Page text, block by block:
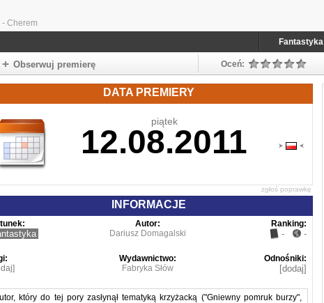
Cherem
Fantastyka
Obserwuj premierę Oceń:
DATA PREMIERY
piątek
12.08.2011
zgłoś poprawkę
INFORMACJE
Autor:
Dariusz Domagalski
Ranking:
- -
Wydawnictwo:
Fabryka Słów
Odnośniki:
[dodaj]
który do tej pory zasłynął tematyką krzyżacką ("Gniewny pomruk burzy",